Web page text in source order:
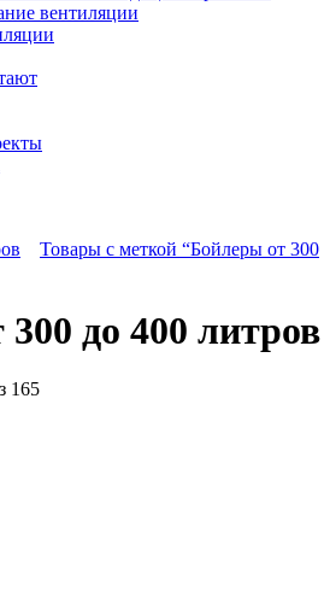
вентиляции
Товары с меткой “Бойлеры от 300
до 400 литров
165